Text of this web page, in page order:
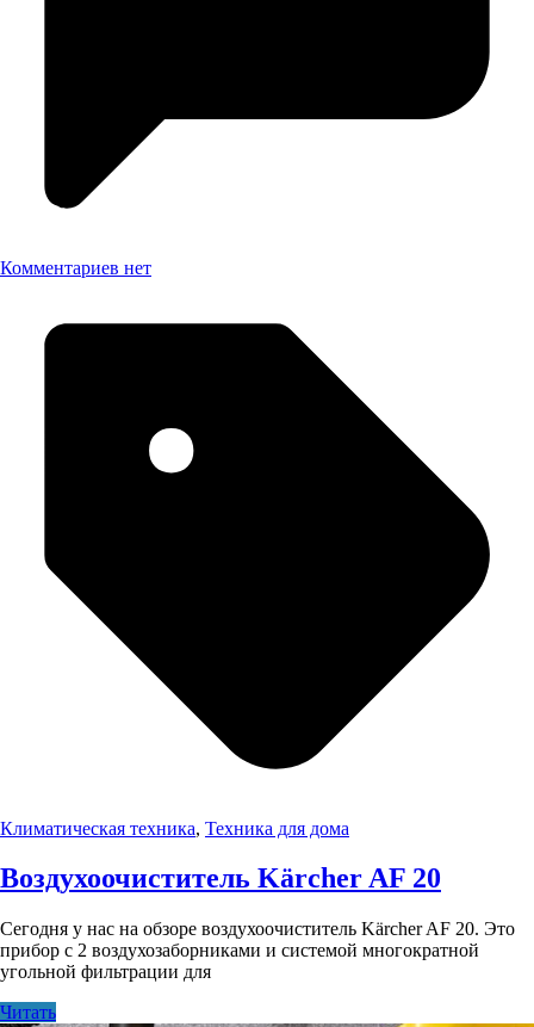
Комментариев нет
Климатическая техника, Техника для дома
Воздухоочиститель Kärcher AF 20
Сегодня у нас на обзоре воздухоочиститель Kärcher AF 20. Это
прибор с 2 воздухозаборниками и системой многократной
угольной фильтрации для
Читать